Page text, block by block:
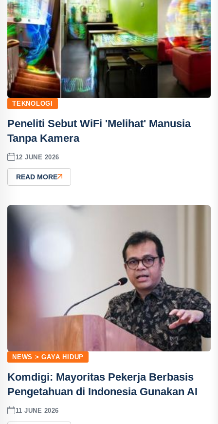
TEKNOLOGI
Peneliti Sebut WiFi 'Melihat' Manusia
Tanpa Kamera
12 JUNE 2026
READ MORE
NEWS > GAYA HIDUP
Komdigi: Mayoritas Pekerja Berbasis
Pengetahuan di Indonesia Gunakan AI
11 JUNE 2026